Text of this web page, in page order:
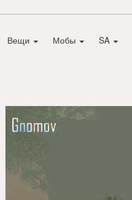
Вещи Мобы SA